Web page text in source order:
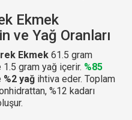
Ekmek
ve Yağ Oranları
Ekmek 61.5 gram
gram yağ içerir. %85
%2 yağ ihtiva eder. Toplam
%12 kadarı